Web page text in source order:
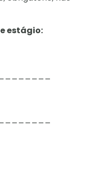
estágio: